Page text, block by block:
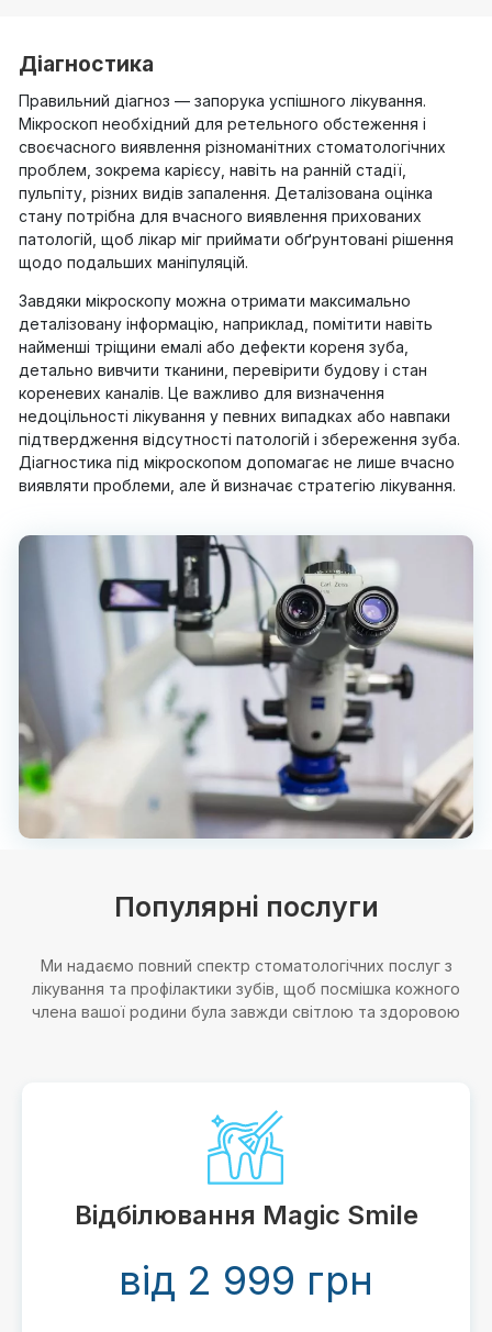
Діагностика
Правильний діагноз — запорука успішного лікування.
Мікроскоп необхідний для ретельного обстеження і
своєчасного виявлення різноманітних стоматологічних
проблем, зокрема карієсу, навіть на ранній стадії,
пульпіту, різних видів запалення. Деталізована оцінка
стану потрібна для вчасного виявлення прихованих
патологій, щоб лікар міг приймати обґрунтовані рішення
щодо подальших маніпуляцій.
Завдяки мікроскопу можна отримати максимально
деталізовану інформацію, наприклад, помітити навіть
найменші тріщини емалі або дефекти кореня зуба,
детально вивчити тканини, перевірити будову і стан
кореневих каналів. Це важливо для визначення
недоцільності лікування у певних випадках або навпаки
підтвердження відсутності патологій і збереження зуба.
Діагностика під мікроскопом допомагає не лише вчасно
виявляти проблеми, але й визначає стратегію лікування.
Популярні послуги
Ми надаємо повний спектр стоматологічних послуг з
лікування та профілактики зубів, щоб посмішка кожного
члена вашої родини була завжди світлою та здоровою
Відбілювання Magic Smile
від 2 999 грн